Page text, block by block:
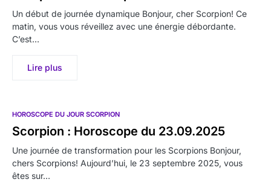
Un début de journée dynamique Bonjour, cher Scorpion! Ce
matin, vous vous réveillez avec une énergie débordante.
C’est…
Lire plus
HOROSCOPE DU JOUR SCORPION
Scorpion : Horoscope du 23.09.2025
Une journée de transformation pour les Scorpions Bonjour,
chers Scorpions! Aujourd’hui, le 23 septembre 2025, vous
êtes sur…